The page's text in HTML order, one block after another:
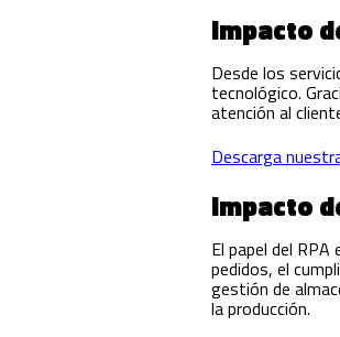
Impacto
Desde los
tecnológico.
atención al
Descarga
Impacto
El papel del
pedidos, el
gestión de
la producción.